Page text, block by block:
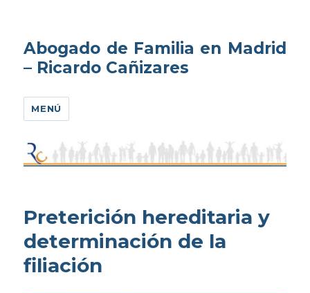
Abogado de Familia en Madrid
– Ricardo Cañizares
MENÚ
Preterición hereditaria y
determinación de la
filiación